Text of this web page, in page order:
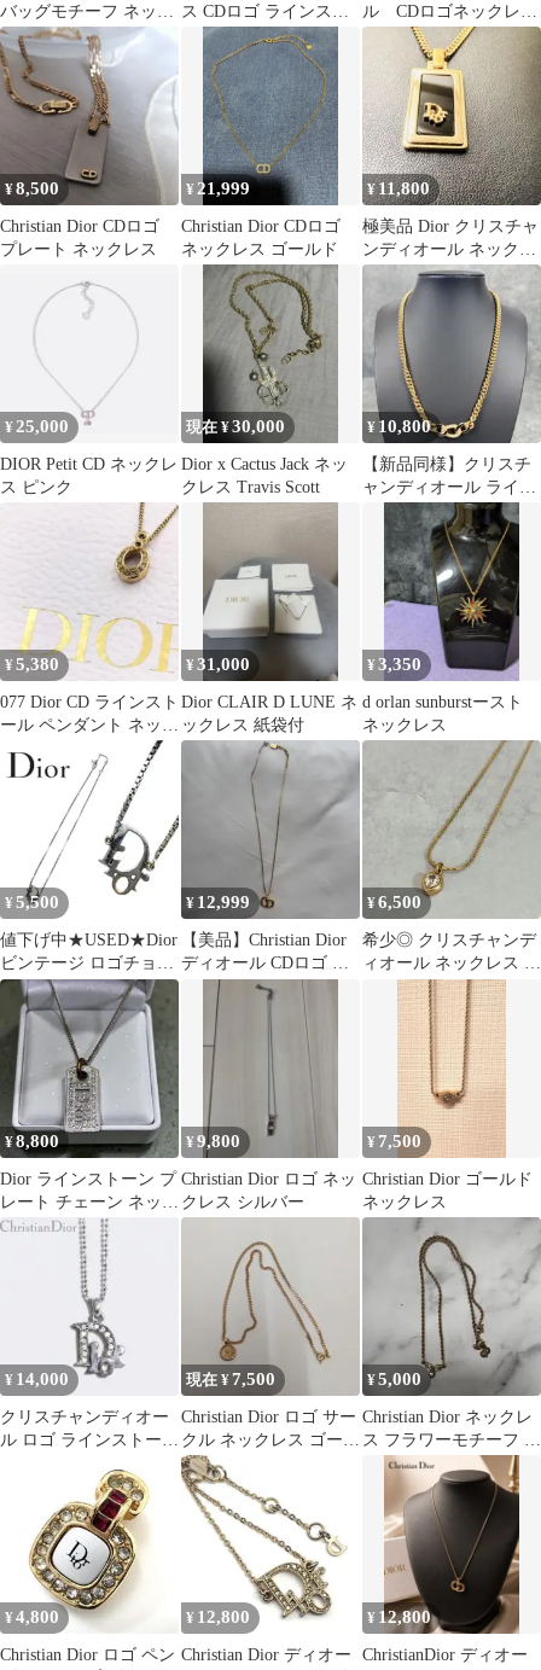
バッグモチーフ ネック
レス アンティーク
ス CDロゴ ラインスト
ーン GP
ル CDロゴネックレ
ス サークル シルバ
¥8,500
Christian Dior CDロゴ
プレート ネックレス
¥ 21,999
Christian Dior CDロゴ
ネックレス ゴールド
¥ 11,800
極美品 Dior クリスチャ
ンディオール ネックレ
ス プレート ロゴ ゴー
¥25,000
DIOR Petit CD ネックレ
ス ピンク
現在 ¥30,000
Dior x Cactus Jack ネッ
クレス Travis Scott
¥ 10,800
【新品同様】クリスチ
ャンディオール ライン
ストーン 喜平チェーン
ネックレス
¥5,380
077 Dior CD ラインスト
ール ペンダント ネック
レス アクセサリー
¥31,000
Dior CLAIR D LUNE ネ
ックレス 紙袋付
¥3,350
d orlan sunburstースト
ネックレス
¥ 5,500
値下げ中★USED★Dior
ビンテージ ロゴチョー
カーネックレス
¥ 12,999
【美品】Christian Dior
ディオール CDロゴ ネ
ックレス ゴールド
¥6,500
希少◎ クリスチャンデ
ィオール ネックレス ハ
ート ダイヤ ゴールド
¥8,800
Dior ラインストーン プ
レート チェーン ネック
レス ロゴ タグ シルバ
¥9,800
Christian Dior ロゴ ネッ
クレス シルバー
¥ 7,500
Christian Dior ゴールド
ネックレス
¥ 14,000
クリスチャンディオー
ル ロゴ ラインストーン
現在 ¥7,500
Christian Dior ロゴ サー
クル ネックレス ゴール
ド メッキ
¥5,000
Christian Dior ネックレ
ス フラワーモチーフ ゴ
ールドカラー
¥ 4,800
Christian Dior ロゴ ペン
¥ 12,800
Christian Dior ディオー
¥ 12,800
ChristianDior ディオー